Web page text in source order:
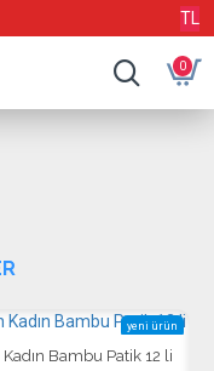
TL
0
yeni ürün
Bambu Patik 12 li